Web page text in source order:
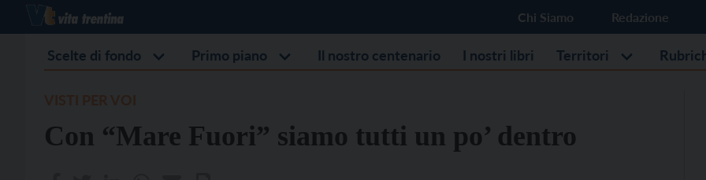
Chi Siamo Redazione
Scelte di fondo Primo piano Il nostro centenario I nostri libri Territori
Con “Mare Fuori” siamo tutti un po’ dentro